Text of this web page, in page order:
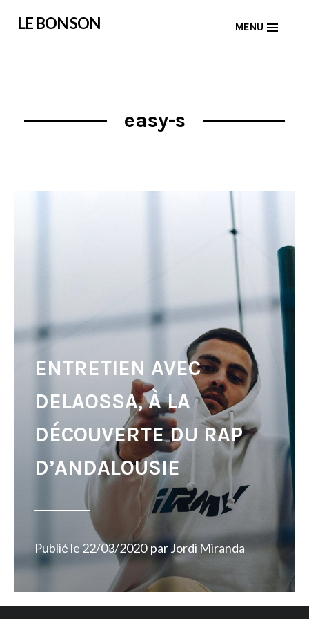
LE BON SON MENU
easy-s
ENTRETIEN AVEC
DELAOSSA, À LA
DÉCOUVERTE DU RAP
D’ANDALOUSIE
Publié le 22/03/2020 parJordi Miranda